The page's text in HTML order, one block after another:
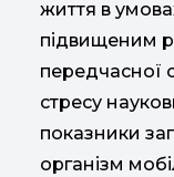
життя в
підвищеним
передчасної
стресу
показники
організм